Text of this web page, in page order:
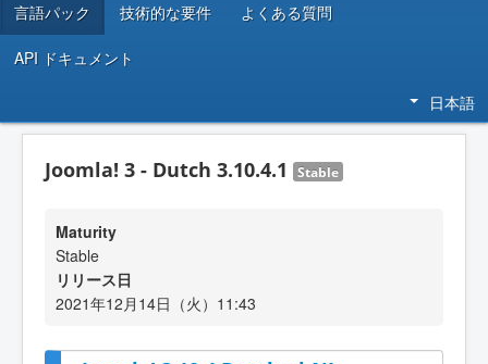
言語パック 技術的な要件 よくある質問
API ドキュメント
日本語
Joomla! 3 - Dutch 3.10.4.1 Stable
Maturity
Stable
リリース日
2021年12月14日（火）11:43